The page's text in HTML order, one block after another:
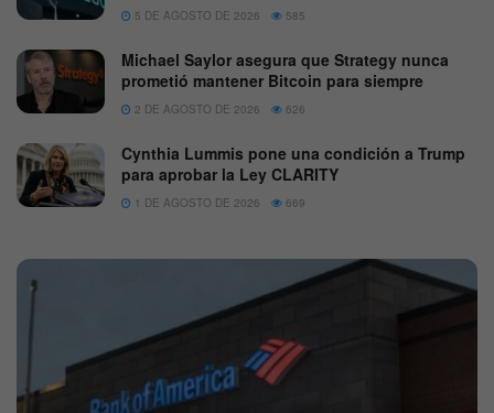
5 DE AGOSTO DE 2026 585
Michael Saylor asegura que Strategy nunca
prometió mantener Bitcoin para siempre
2 DE AGOSTO DE 2026 626
Cynthia Lummis pone una condición a Trump
para aprobar la Ley CLARITY
1 DE AGOSTO DE 2026 669